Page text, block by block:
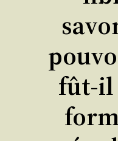
fût-il